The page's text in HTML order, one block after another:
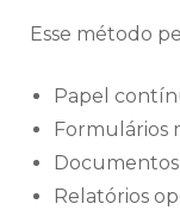
Esse método
Papel
Formulários
Relatórios